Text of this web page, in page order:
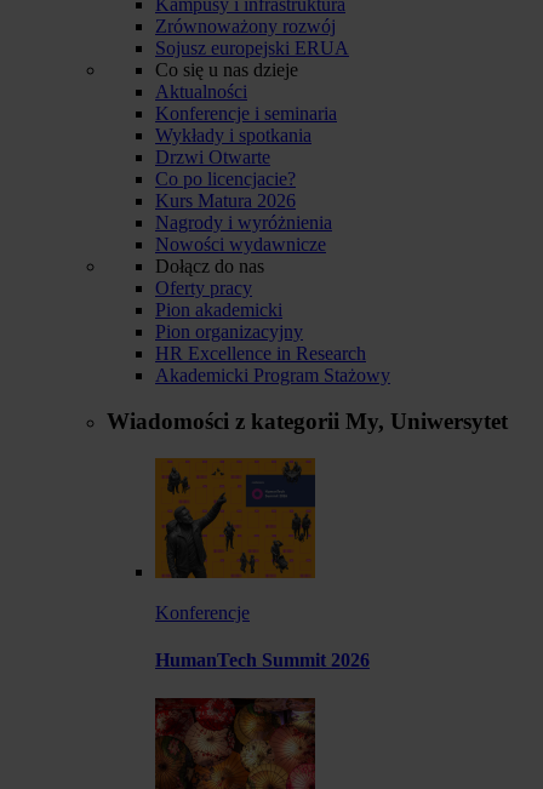
Zrównoważony rozwój
Sojusz europejski ERUA
Co się u nas dzieje
Aktualności
Konferencje i seminaria
Wykłady i spotkania
Drzwi Otwarte
Co po licencjacie?
Kurs Matura 2026
Nagrody i wyróżnienia
Nowości wydawnicze
Dołącz do nas
Oferty pracy
Pion akademicki
Pion organizacyjny
HR Excellence in Research
Akademicki Program Stażowy
Wiadomości z kategorii My, Uniwersytet
Konferencje
HumanTech Summit 2026